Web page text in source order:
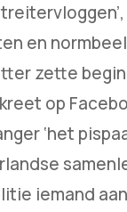
en
zette
op
‘het
iemand